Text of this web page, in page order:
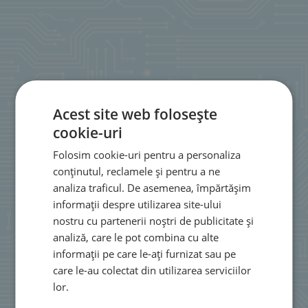
Acest site web folosește
cookie-uri
Folosim cookie-uri pentru a personaliza
conținutul, reclamele și pentru a ne
analiza traficul. De asemenea, împărtășim
informații despre utilizarea site-ului
nostru cu partenerii noștri de publicitate și
analiză, care le pot combina cu alte
informații pe care le-ați furnizat sau pe
care le-au colectat din utilizarea serviciilor
lor.